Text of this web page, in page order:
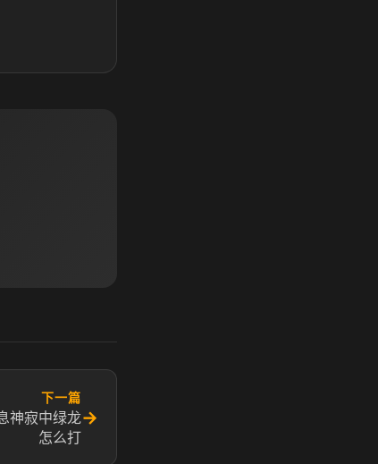
下一篇
神寂中绿龙
怎么打
→